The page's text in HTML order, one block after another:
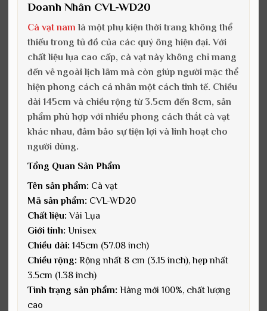
Doanh Nhân CVL-WD20
Cà vạt nam là một phụ kiện thời trang không thể
thiếu trong tủ đồ của các quý ông hiện đại. Với
chất liệu lụa cao cấp, cà vạt này không chỉ mang
đến vẻ ngoài lịch lãm mà còn giúp người mặc thể
hiện phong cách cá nhân một cách tinh tế. Chiều
dài 145cm và chiều rộng từ 3.5cm đến 8cm, sản
phẩm phù hợp với nhiều phong cách thắt cà vạt
khác nhau, đảm bảo sự tiện lợi và linh hoạt cho
người dùng.
Tổng Quan Sản Phẩm
Tên sản phẩm: Cà vạt
Mã sản phẩm: CVL-WD20
Chất liệu: Vải Lụa
Giới tính: Unisex
Chiều dài: 145cm (57.08 inch)
Chiều rộng: Rộng nhất 8 cm (3.15 inch), hẹp nhất
3.5cm (1.38 inch)
Tình trạng sản phẩm: Hàng mới 100%, chất lượng
cao